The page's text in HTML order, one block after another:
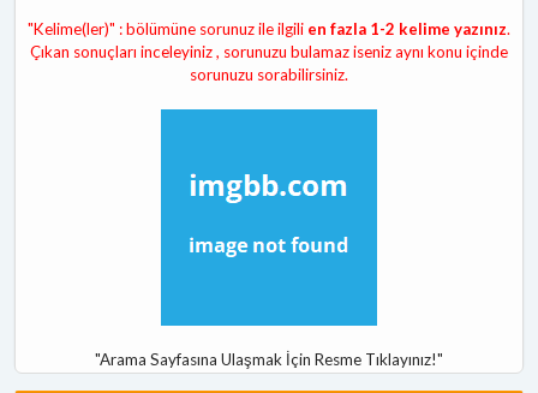
"Kelime(ler)" : bölümüne sorunuz ile ilgili en fazla 1-2 kelime yazınız.
Çıkan sonuçları inceleyiniz , sorunuzu bulamaz iseniz aynı konu içinde
sorunuzu sorabilirsiniz.
"Arama Sayfasına Ulaşmak İçin Resme Tıklayınız!"